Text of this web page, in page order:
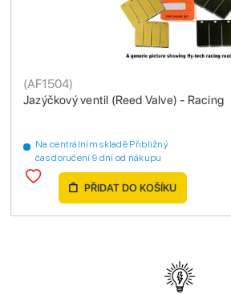
Jazýčkový ventil (Reed Valve) - Racing
(AF1504)
Na centrálním skladě Přibližný
čas doručení 9 dní od nákupu
PŘIDAT DO KOŠÍKU